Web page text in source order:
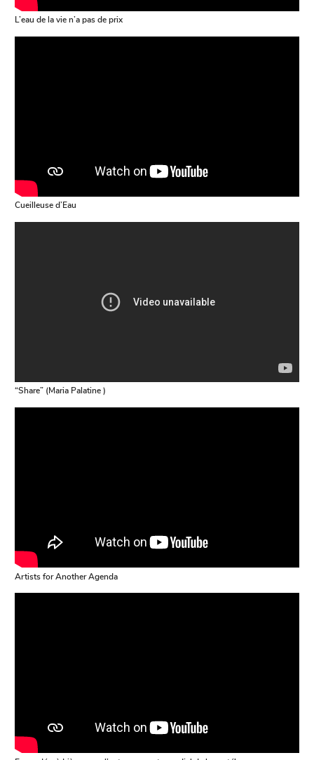
L’eau de la vie n’a pas de prix
Cueilleuse d’Eau
“Share” (Maria Palatine )
Artists for Another Agenda